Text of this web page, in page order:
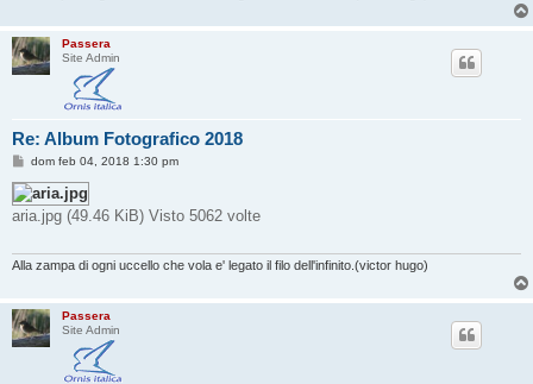
Passera
Site Admin
Re: Album Fotografico 2018
M
s
s
a
o
dom feb 04, 2018 1:30 pm
aria.jpg (49.46 KiB) Visto 5062 volte
Alla zampa di ogni uccello che vola e' legato il filo dell'infinito.(victor hugo)
Passera
Site Admin